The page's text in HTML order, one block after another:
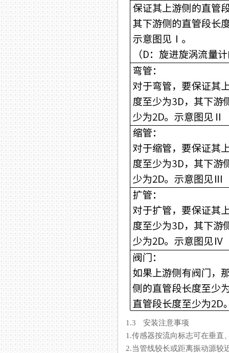
1.3 安装注意事项
1.传感器按流向标志可在垂直
2.当管线较长或距离振动源较近时